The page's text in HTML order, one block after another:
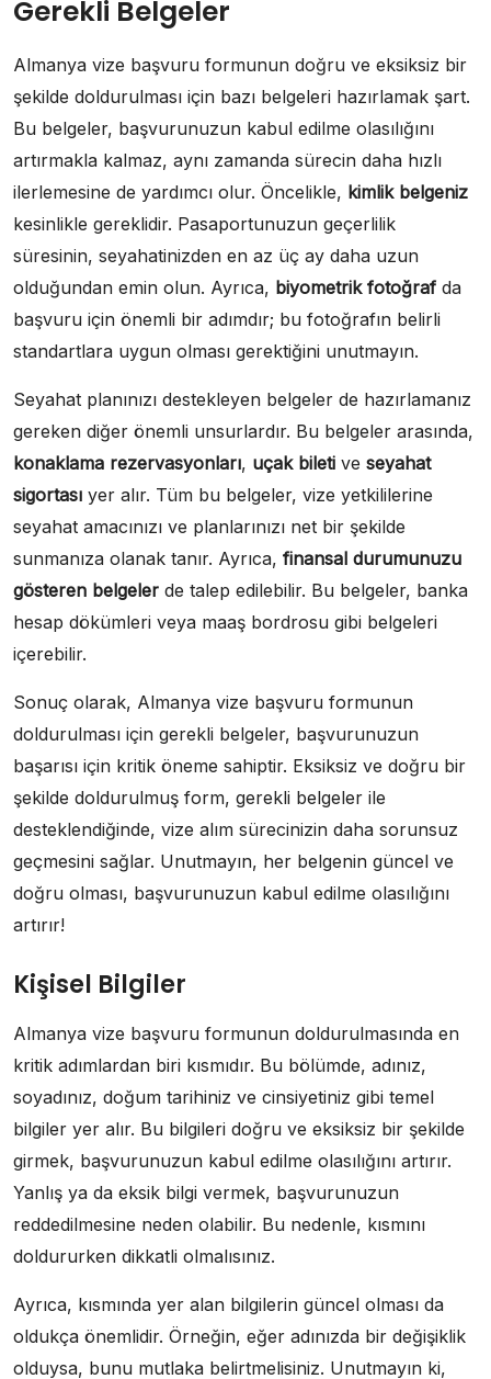
Gerekli Belgeler
Almanya vize başvuru formunun doğru ve eksiksiz bir
şekilde doldurulması için bazı belgeleri hazırlamak şart.
Bu belgeler, başvurunuzun kabul edilme olasılığını
artırmakla kalmaz, aynı zamanda sürecin daha hızlı
ilerlemesine de yardımcı olur. Öncelikle, kimlik belgeniz
kesinlikle gereklidir. Pasaportunuzun geçerlilik
süresinin, seyahatinizden en az üç ay daha uzun
olduğundan emin olun. Ayrıca, biyometrik fotoğraf da
başvuru için önemli bir adımdır; bu fotoğrafın belirli
standartlara uygun olması gerektiğini unutmayın.
Seyahat planınızı destekleyen belgeler de hazırlamanız
gereken diğer önemli unsurlardır. Bu belgeler arasında,
konaklama rezervasyonları, uçak bileti ve seyahat
sigortası yer alır. Tüm bu belgeler, vize yetkililerine
seyahat amacınızı ve planlarınızı net bir şekilde
sunmanıza olanak tanır. Ayrıca, finansal durumunuzu
gösteren belgeler de talep edilebilir. Bu belgeler, banka
hesap dökümleri veya maaş bordrosu gibi belgeleri
içerebilir.
Sonuç olarak, Almanya vize başvuru formunun
doldurulması için gerekli belgeler, başvurunuzun
başarısı için kritik öneme sahiptir. Eksiksiz ve doğru bir
şekilde doldurulmuş form, gerekli belgeler ile
desteklendiğinde, vize alım sürecinizin daha sorunsuz
geçmesini sağlar. Unutmayın, her belgenin güncel ve
doğru olması, başvurunuzun kabul edilme olasılığını
artırır!
Kişisel Bilgiler
Almanya vize başvuru formunun doldurulmasında en
kritik adımlardan biri kısmıdır. Bu bölümde, adınız,
soyadınız, doğum tarihiniz ve cinsiyetiniz gibi temel
bilgiler yer alır. Bu bilgileri doğru ve eksiksiz bir şekilde
girmek, başvurunuzun kabul edilme olasılığını artırır.
Yanlış ya da eksik bilgi vermek, başvurunuzun
reddedilmesine neden olabilir. Bu nedenle, kısmını
doldururken dikkatli olmalısınız.
Ayrıca, kısmında yer alan bilgilerin güncel olması da
oldukça önemlidir. Örneğin, eğer adınızda bir değişiklik
olduysa, bunu mutlaka belirtmelisiniz. Unutmayın ki,